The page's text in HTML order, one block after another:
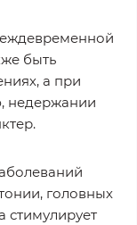
быть
а при
недержании
головных
стимулирует